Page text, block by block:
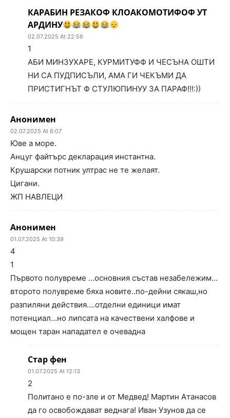
КАРАБИН РЕЗАКОФ КЛОАКОМОТИФОФ УТ
АРДИНУ
02.07.2025 At 22:56
1
АБИ МИНЗУХАРЕ, КУРМИТУФФ И ЧЕСЪНА ОШТИ
НИ СА ПУДПИСЪЛИ, АМА ГИ ЧЕКЪМИ ДА
ПРИСТИГНЪТ Ф СТУЛЮПИНУУ ЗА ПАРАФ!!!:))
Анонимен
02.07.2025 At 6:07
Юве а море.
Анцуг файтърс декларация инстантна.
Крушарски потник ултрас не те желаят.
Цигани.
ЖП НАВЛЕЦИ
Анонимен
01.07.2025 At 10:39
4
1
Първото полувреме …основния състав незабележим…
второто полувреме бяха новите..по-дейни сякаш,но
разпиляни действия….отделни единици имат
потенциал…но липсата на качествени халфове и
мощен таран нападател е очевадна
Стар фен
01.07.2025 At 12:13
2
Политано е по-зле и от Медвед! Мартин Атанасов
да го освобождават веднага! Иван Узунов да се